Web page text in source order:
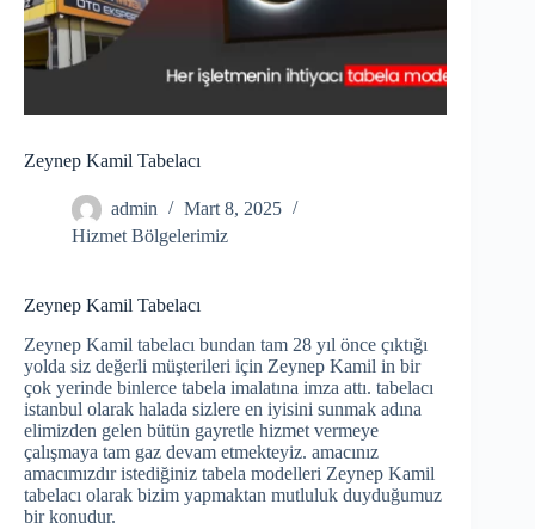
Zeynep Kamil Tabelacı
admin
Mart 8, 2025
Hizmet Bölgelerimiz
Zeynep Kamil Tabelacı
Zeynep Kamil tabelacı bundan tam 28 yıl önce çıktığı
yolda siz değerli müşterileri için Zeynep Kamil in bir
çok yerinde binlerce tabela imalatına imza attı. tabelacı
istanbul olarak halada sizlere en iyisini sunmak adına
elimizden gelen bütün gayretle hizmet vermeye
çalışmaya tam gaz devam etmekteyiz. amacınız
amacımızdır istediğiniz tabela modelleri Zeynep Kamil
tabelacı olarak bizim yapmaktan mutluluk duyduğumuz
bir konudur.